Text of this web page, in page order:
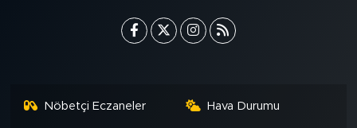
Nöbetçi Eczaneler Hava Durumu